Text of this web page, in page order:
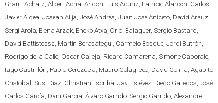
Grant Achatz, Albert Adrià, Andoni Luis Aduriz, Patricio Alarcón, Carlos
Javier Aldea, Josean Alija, José Andrés, Juan José Aniceto, David Arauz,
Sergi Arola, Elena Arzak, Eneko Atxa, Oriol Balaguer, Sergio Bastard,
David Battistessa, Martín Berasategui, Carmelo Bosque, Jordi Butrón,
Rodrigo de la Calle, Oscar Calleja, Ricard Camarena, Simone Caporale,
Iago Castrillón, Pablo Cerezuela, Mauro Colagreco, David Colina, Agapito
Cristobal, Susi Díaz, Christian Escribà, Javi Estévez, Diego Gallegos, José
Carlos García, Dani García, Álvaro Garrido, Sergio Garrido, Alexandre